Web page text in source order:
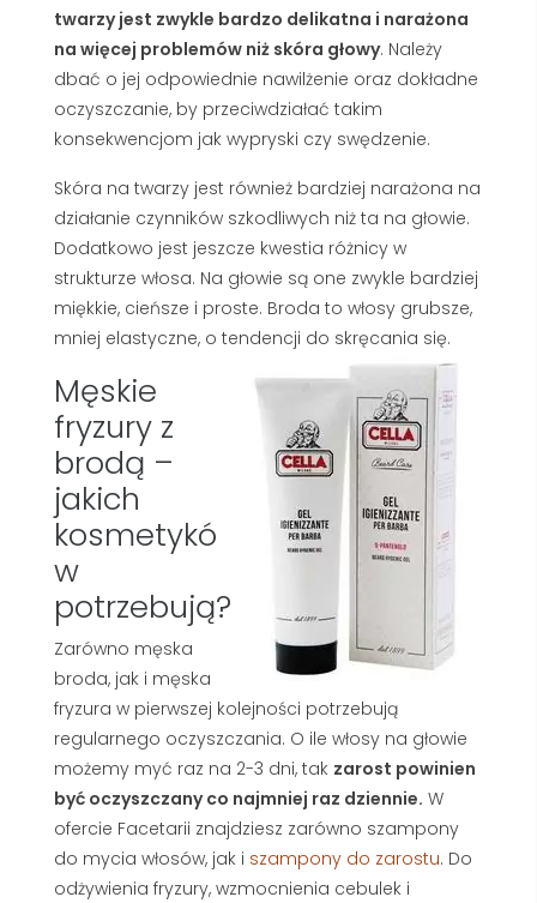
twarzy jest zwykle bardzo delikatna i narażona
na więcej problemów niż skóra głowy. Należy
dbać o jej odpowiednie nawilżenie oraz dokładne
oczyszczanie, by przeciwdziałać takim
konsekwencjom jak wypryski czy swędzenie.
Skóra na twarzy jest również bardziej narażona na
działanie czynników szkodliwych niż ta na głowie.
Dodatkowo jest jeszcze kwestia różnicy w
strukturze włosa. Na głowie są one zwykle bardziej
miękkie, cieńsze i proste. Broda to włosy grubsze,
mniej elastyczne, o tendencji do skręcania się.
Męskie
fryzury z
brodą –
jakich
kosmetykó
w
potrzebują?
Zarówno męska
broda, jak i męska
fryzura w pierwszej kolejności potrzebują
regularnego oczyszczania. O ile włosy na głowie
możemy myć raz na 2-3 dni, tak zarost powinien
być oczyszczany co najmniej raz dziennie. W
ofercie Facetarii znajdziesz zarówno szampony
do mycia włosów, jak i szampony do zarostu. Do
odżywienia fryzury, wzmocnienia cebulek i